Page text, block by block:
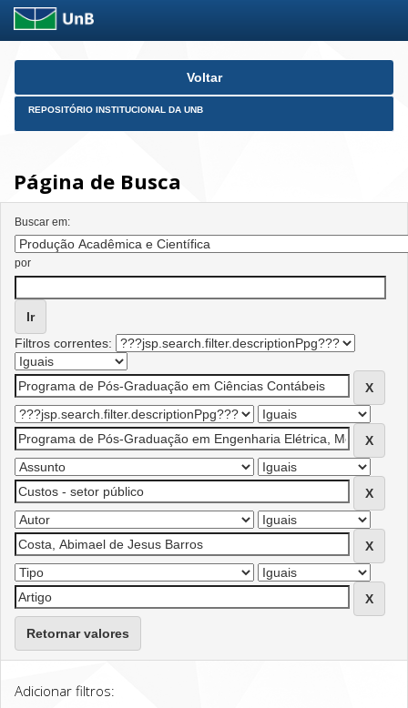
Skip
Voltar
REPOSITÓRIO INSTITUCIONAL DA UNB
Página de Busca
Buscar em:
por
Filtros correntes:
Retornar valores
Adicionar filtros: